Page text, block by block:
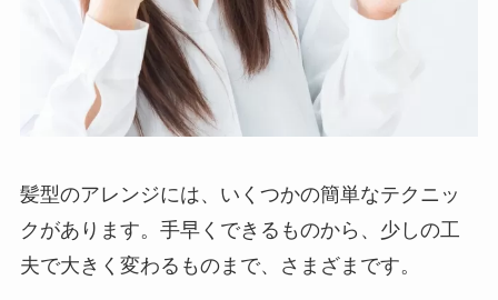
髪型のアレンジには、いくつかの簡単なテクニッ
クがあります。手早くできるものから、少しの工
夫で大きく変わるものまで、さまざまです。